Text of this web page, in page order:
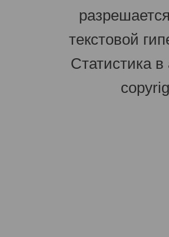
текстовой
Статистика